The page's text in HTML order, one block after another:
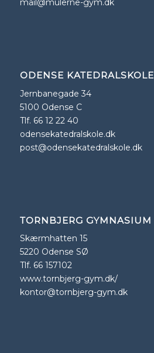
mail@mulerne-gym.dk
ODENSE KATEDRALSKOLE
Jernbanegade 34
5100 Odense C
Tlf. 66 12 22 40
odensekatedralskole.dk
post@odensekatedralskole.dk
TORNBJERG GYMNASIUM
Skærmhatten 15
5220 Odense SØ
Tlf. 66 157102
www.tornbjerg-gym.dk/
kontor@tornbjerg-gym.dk